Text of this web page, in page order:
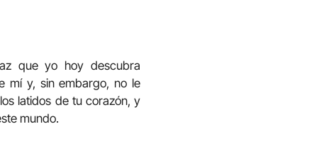
que yo hoy descubra
mí y, sin embargo, no le
latidos de tu corazón, y
mundo.